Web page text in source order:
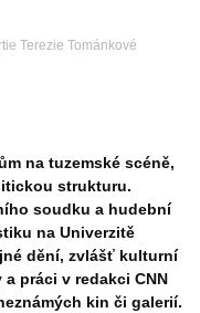
Terezie Tománkové
na tuzemské scéně,
strukturu.
soudku a hudební
na Univerzitě
dění, zvlášť kulturní
práci v redakci CNN
kin či galerií.